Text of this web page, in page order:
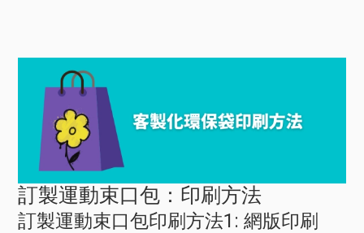
訂製運動束口包：印刷方法
訂製運動束口包印刷方法1: 網版印刷